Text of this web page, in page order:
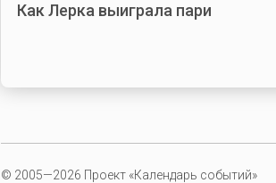
Как Лерка выиграла пари
© 2005—2026 Проект «Календарь событий»